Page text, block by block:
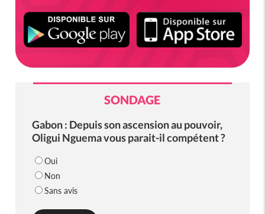
SONDAGE
Gabon : Depuis son ascension au pouvoir,
Oligui Nguema vous parait-il compétent ?
Oui
Non
Sans avis